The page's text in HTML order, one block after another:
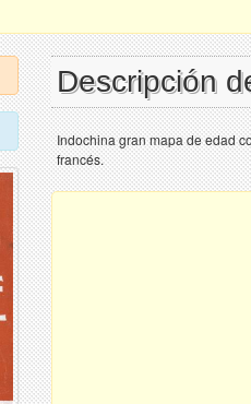
Descripción
Indochina gran mapa de edad
francés.